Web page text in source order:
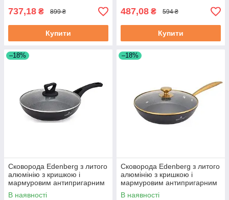
737,18 ₴ 899 ₴
Купити
487,08 ₴ 594 ₴
Купити
–18%
Сковорода Edenberg з литого
алюмінію з кришкою і
мармуровим антипригарним
покриттям 18 см (EB-7451)
В наявності
–18%
Сковорода Edenberg з литого
алюмінію з кришкою і
мармуровим антипригарним
покриттям 28 см (EB-3420)
В наявності